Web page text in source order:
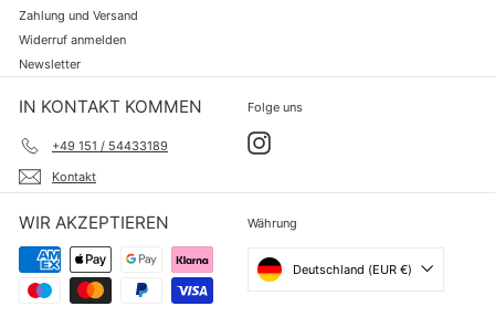
Zahlung und Versand
Widerruf anmelden
Newsletter
IN KONTAKT KOMMEN
+49 151 / 54433189
Kontakt
Folge uns
Instagram
WIR AKZEPTIEREN Währung
Deutschland (EUR €)